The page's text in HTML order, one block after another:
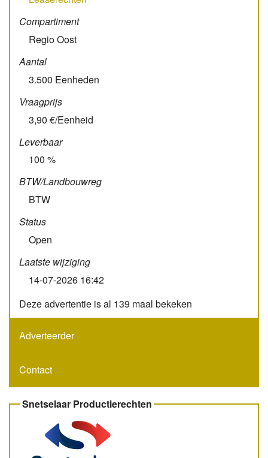
Compartiment
Regio Oost
Aantal
3.500 Eenheden
Vraagprijs
3,90 €/Eenheid
Leverbaar
100 %
BTW/­Landbouw­reg
BTW
Status
Open
Laatste wijziging
14-07-2026 16:42
Deze advertentie is al 139 maal bekeken
Adverteerder
Contact
Snetselaar Productierechten